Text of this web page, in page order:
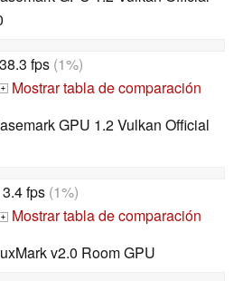
38.3 fps(1%)
+
Mostrar tabla de comparación
GPU 1.2 Vulkan Official
3.4 fps (1%)
+
Mostrar tabla de comparación
v2.0 Room GPU